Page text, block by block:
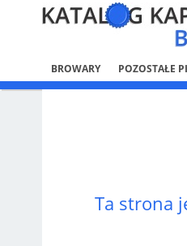
BROWARY POZOSTAŁE
Ta strona